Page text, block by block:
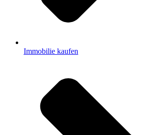
Immobilie kaufen